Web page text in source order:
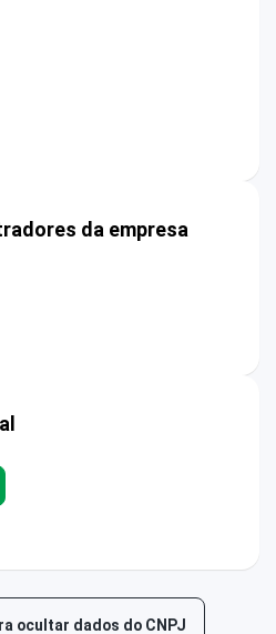
da empresa
ocultar dados do CNPJ